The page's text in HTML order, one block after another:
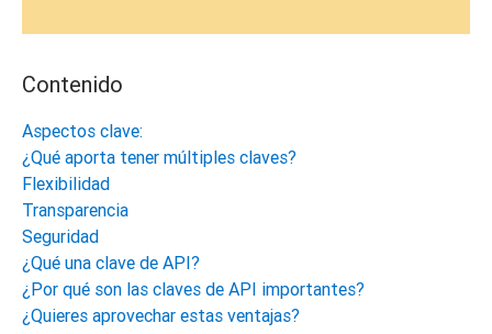
Contenido
Aspectos clave:
¿Qué aporta tener múltiples claves?
Flexibilidad
Transparencia
Seguridad
¿Qué una clave de API?
¿Por qué son las claves de API importantes?
¿Quieres aprovechar estas ventajas?